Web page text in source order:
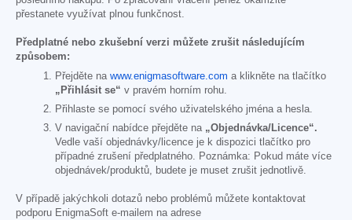
přestanete využívat plnou funkčnost.
Předplatné nebo zkušební verzi můžete zrušit následujícím
způsobem:
Přejděte na www.enigmasoftware.com a klikněte na tlačítko
„Přihlásit se“ v pravém horním rohu.
Přihlaste se pomocí svého uživatelského jména a hesla.
V navigační nabídce přejděte na „Objednávka/Licence“.
Vedle vaší objednávky/licence je k dispozici tlačítko pro
případné zrušení předplatného. Poznámka: Pokud máte více
objednávek/produktů, budete je muset zrušit jednotlivě.
V případě jakýchkoli dotazů nebo problémů můžete kontaktovat
podporu EnigmaSoft e-mailem na adrese